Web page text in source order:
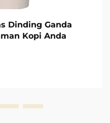
Dinding Ganda
Kopi Anda